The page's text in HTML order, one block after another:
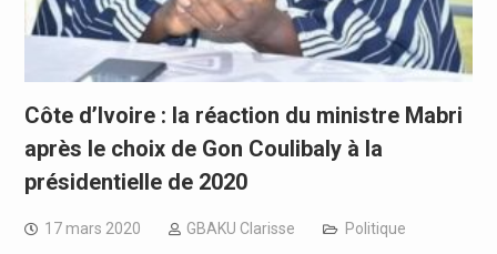
Côte d’Ivoire : la réaction du ministre Mabri
après le choix de Gon Coulibaly à la
présidentielle de 2020
17 mars 2020 GBAKU Clarisse Politique